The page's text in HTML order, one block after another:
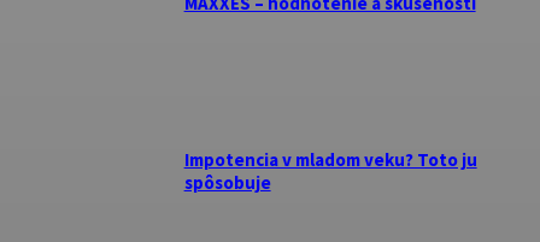
Impotencia v mladom veku? Toto ju
spôsobuje